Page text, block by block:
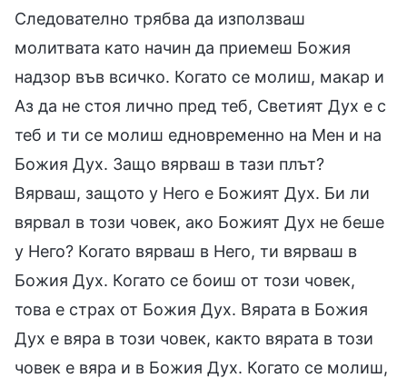
Следователно трябва да използваш
молитвата като начин да приемеш Божия
надзор във всичко. Когато се молиш, макар и
Аз да не стоя лично пред теб, Светият Дух е с
теб и ти се молиш едновременно на Мен и на
Божия Дух. Защо вярваш в тази плът?
Вярваш, защото у Него е Божият Дух. Би ли
вярвал в този човек, ако Божият Дух не беше
у Него? Когато вярваш в Него, ти вярваш в
Божия Дух. Когато се боиш от този човек,
това е страх от Божия Дух. Вярата в Божия
Дух е вяра в този човек, както вярата в този
човек е вяра и в Божия Дух. Когато се молиш,